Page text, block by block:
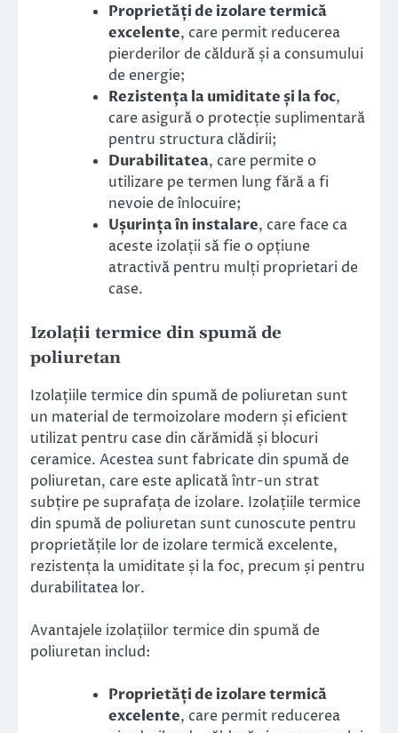
Proprietăți de izolare termică
excelente, care permit reducerea
pierderilor de căldură și a consumului
de energie;
Rezistența la umiditate și la foc,
care asigură o protecție suplimentară
pentru structura clădirii;
Durabilitatea, care permite o
utilizare pe termen lung fără a fi
nevoie de înlocuire;
Ușurința în instalare, care face ca
aceste izolații să fie o opțiune
atractivă pentru mulți proprietari de
case.
Izolații termice din spumă de
poliuretan
Izolațiile termice din spumă de poliuretan sunt
un material de termoizolare modern și eficient
utilizat pentru case din cărămidă și blocuri
ceramice. Acestea sunt fabricate din spumă de
poliuretan, care este aplicată într-un strat
subțire pe suprafața de izolare. Izolațiile termice
din spumă de poliuretan sunt cunoscute pentru
proprietățile lor de izolare termică excelente,
rezistența la umiditate și la foc, precum și pentru
durabilitatea lor.
Avantajele izolațiilor termice din spumă de
poliuretan includ:
Proprietăți de izolare termică
excelente, care permit reducerea